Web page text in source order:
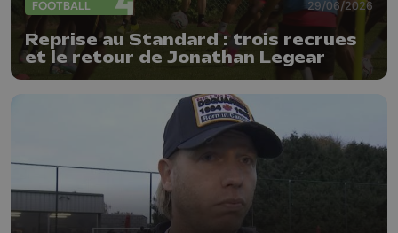
FOOTBALL 29/06/2026
Reprise au Standard : trois recrues
et le retour de Jonathan Legear